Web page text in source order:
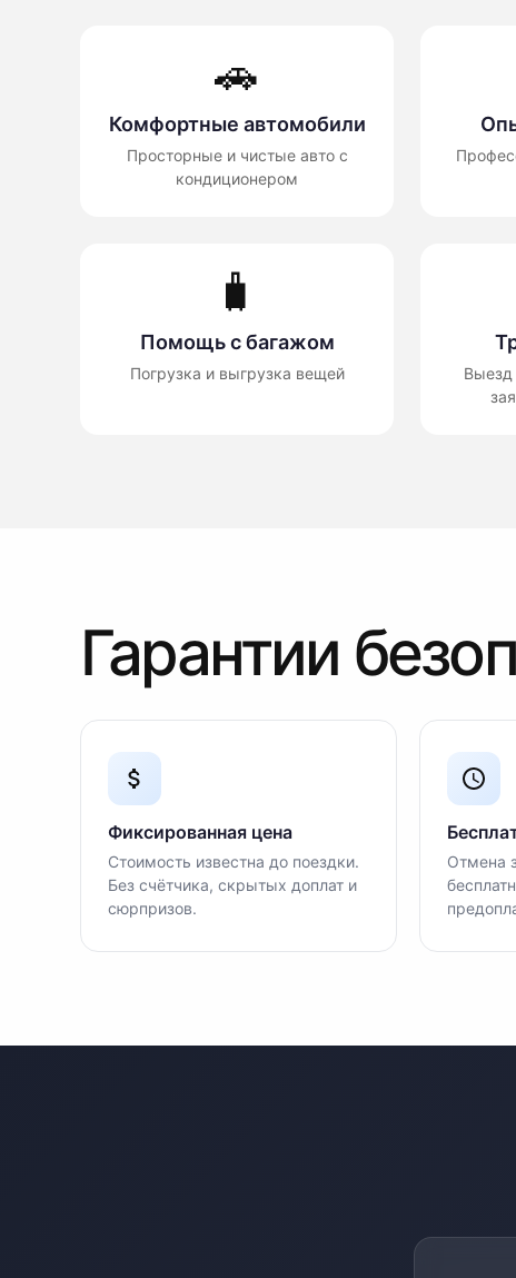
🚗
Комфортные автомобили
Просторные и чистые авто с
кондиционером
🧳
Помощь с багажом
Погрузка и выгрузка вещей
Гарантии
Фиксированная цена
Стоимость известна до поездки.
Без счётчика, скрытых доплат и
сюрпризов.
Отмена